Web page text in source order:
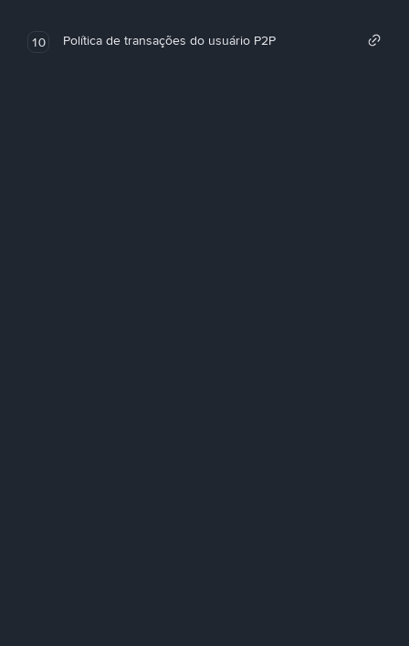
10 Política de transações do usuário P2P